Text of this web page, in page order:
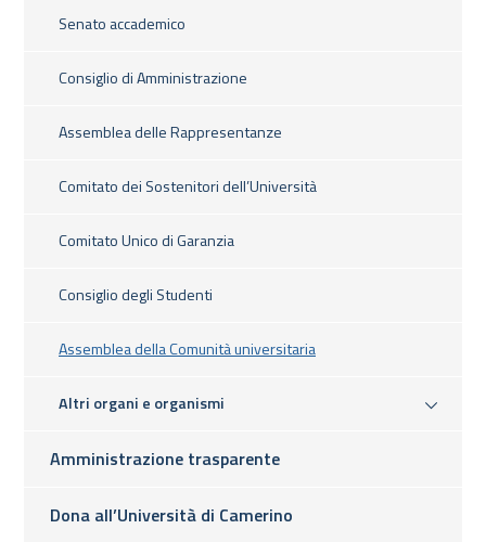
Senato accademico
Consiglio di Amministrazione
Assemblea delle Rappresentanze
Comitato dei Sostenitori dell’Università
Comitato Unico di Garanzia
Consiglio degli Studenti
Assemblea della Comunità universitaria
Altri organi e organismi
Amministrazione trasparente
Dona all’Università di Camerino